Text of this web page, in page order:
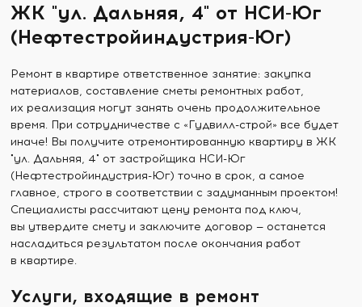
ЖК "ул. Дальняя, 4" от НСИ-Юг
(Нефтестройиндустрия-Юг)
Ремонт в квартире ответственное занятие: закупка
материалов, составление сметы ремонтных работ,
их реализация могут занять очень продолжительное
время. При сотрудничестве с «Гудвилл-строй» все будет
иначе! Вы получите отремонтированную квартиру в ЖК
"ул. Дальняя, 4" от застройщика НСИ-Юг
(Нефтестройиндустрия-Юг) точно в срок, а самое
главное, строго в соответствии с задуманным проектом!
Специалисты рассчитают цену ремонта под ключ,
вы утвердите смету и заключите договор — останется
насладиться результатом после окончания работ
в квартире.
Услуги, входящие в ремонт